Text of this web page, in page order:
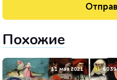
Похожие
11 мая 2021 6039